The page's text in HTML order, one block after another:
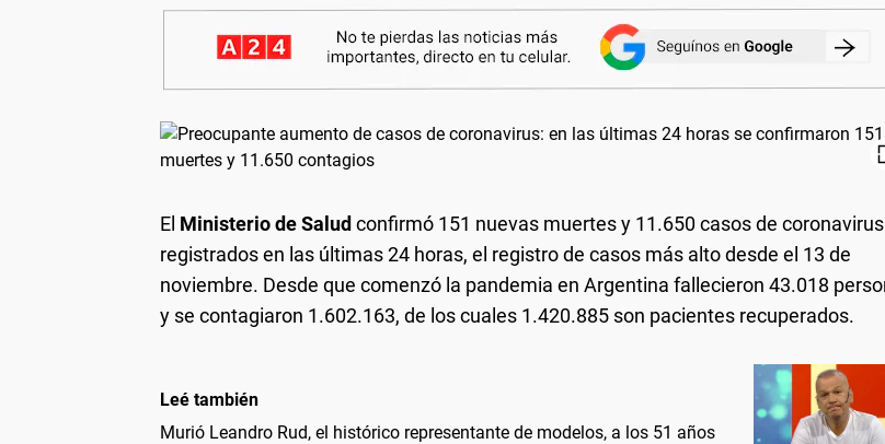
El Ministerio de Salud confirmó 151 nuevas muertes y 11.650 casos de coronavirus
registrados en las últimas 24 horas, el registro de casos más alto desde el 13 de
noviembre. Desde que comenzó la pandemia en Argentina fallecieron 43.018
y se contagiaron 1.602.163, de los cuales 1.420.885 son pacientes recuperados.
Leé también
Murió Leandro Rud, el histórico representante de modelos, a los 51 años